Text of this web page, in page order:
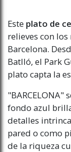
Este plato de
relieves con
Barcelona.
Batlló, el Park
plato capta la
"BARCELONA"
fondo azul
detalles
pared o como
de la riqueza